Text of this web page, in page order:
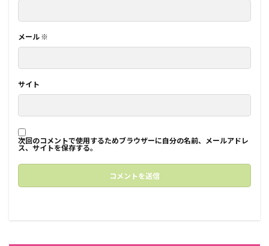
メール ※
サイト
次回のコメントで使用するためブラウザーに自分の名前、メールアドレ
ス、サイトを保存する。